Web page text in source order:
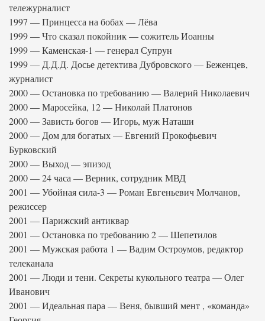
тележурналист
1997 — Принцесса на бобах — Лёва
1999 — Что сказал покойник — сожитель Иоанны
1999 — Каменская-1 — генерал Супрун
1999 — Д.Д.Д. Досье детектива Дубровского — Беженцев,
журналист
2000 — Остановка по требованию — Валерий Николаевич
2000 — Маросейка, 12 — Николай Платонов
2000 — Зависть богов — Игорь, муж Наташи
2000 — Дом для богатых — Евгений Прокофьевич
Бурковский
2000 — Выход — эпизод
2000 — 24 часа — Верник, сотрудник МВД
2001 — Убойная сила-3 — Роман Евгеньевич Молчанов,
режиссер
2001 — Парижский антиквар
2001 — Остановка по требованию 2 — Шепетилов
2001 — Мужская работа 1 — Вадим Остроумов, редактор
телеканала
2001 — Люди и тени. Секреты кукольного театра — Олег
Иванович
2001 — Идеальная пара — Веня, бывший мент , «команда»